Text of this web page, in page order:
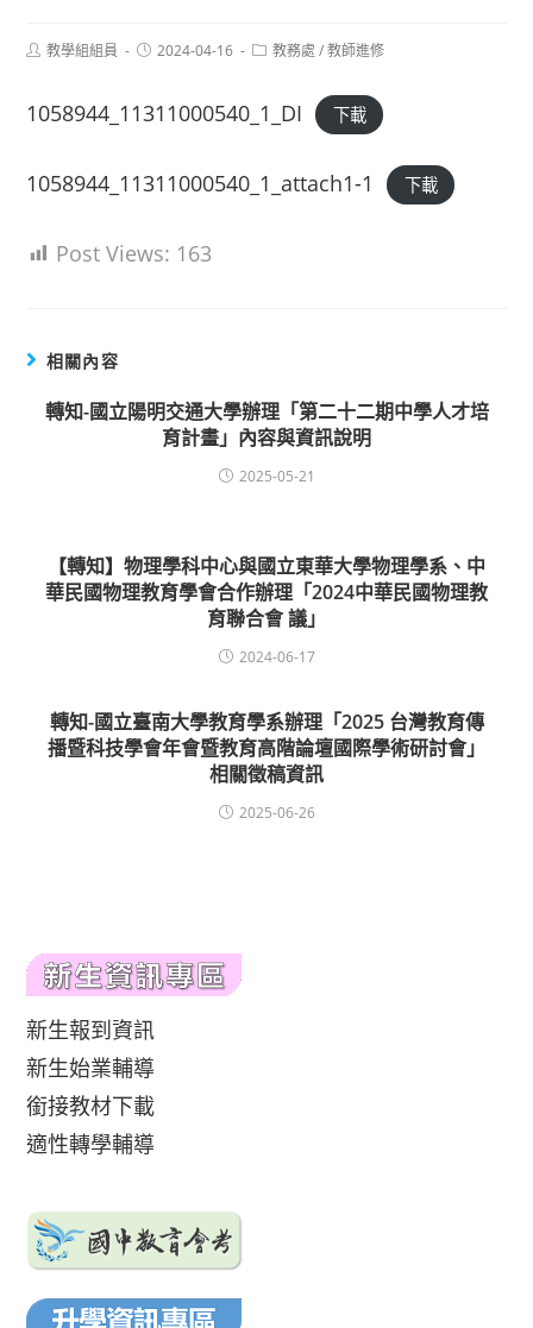
Post教學組組員
Post2024-04-16
Post教務處 / 教師進修
1058944_11311000540_1_DI 下載
1058944_11311000540_1_attach1-1 下載
Post Views: 163
相關內容
轉知-國立陽明交通大學辦理「第二十二期中學人才培
育計畫」內容與資訊說明
2025-05-21
【轉知】物理學科中心與國立東華大學物理學系、中
華民國物理教育學會合作辦理「2024中華民國物理教
育聯合會 議」
2024-06-17
轉知-國立臺南大學教育學系辦理「2025 台灣教育傳
播暨科技學會年會暨教育高階論壇國際學術研討會」
相關徵稿資訊
2025-06-26
新生報到資訊
新生始業輔導
銜接教材下載
適性轉學輔導